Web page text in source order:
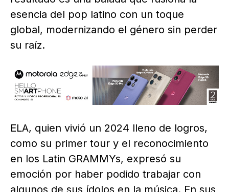
esencia del pop latino con un toque
global, modernizando el género sin perder
su raíz.
ELA, quien vivió un 2024 lleno de logros,
como su primer tour y el reconocimiento
en los Latin GRAMMYs, expresó su
emoción por haber podido trabajar con
algunos de sus ídolos en la música. En sus